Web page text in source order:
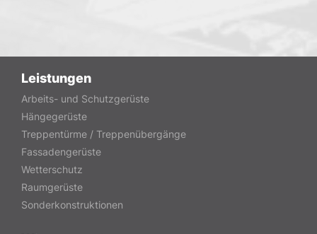
Leistungen
Arbeits- und Schutzgerüste
Hängegerüste
Treppentürme / Treppenübergänge
Fassadengerüste
Wetterschutz
Raumgerüste
Sonderkonstruktionen